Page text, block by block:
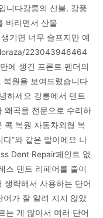
니다강릉의 산불, 강풍
바라면서 산불
기면 너무 슬프지만 예
223043946464
에 생긴 프론트 펜더의
복원을 보여드렸습니다
하세요 강릉에서 덴트
왜곡을 전문으로 수리하
콕 복원 자동차외형 복
”와 같은 말이에요 나
Dent Repair페인트 없
스 덴트 리페어를 줄이
생략해서 사용하는 단어
어가 잘 알려 지지 않았
는 게 많아서 여러 단어